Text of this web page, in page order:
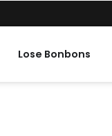
Lose Bonbons